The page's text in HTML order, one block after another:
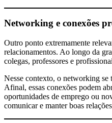
Networking e conexões
Outro ponto extremamente
relacionamentos. Ao longo da
colegas, professores e
Nesse contexto, o networking se
Afinal, essas conexões podem
oportunidades de emprego ou
comunicar e manter boas